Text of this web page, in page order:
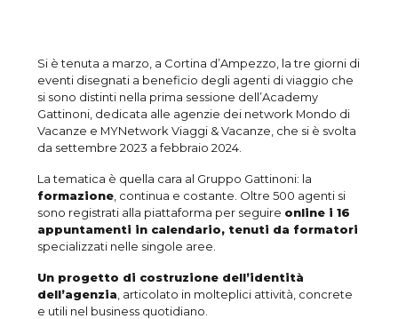
Si è tenuta a marzo, a Cortina d’Ampezzo, la tre giorni di
eventi disegnati a beneficio degli agenti di viaggio che
si sono distinti nella prima sessione dell’Academy
Gattinoni, dedicata alle agenzie dei network Mondo di
Vacanze e MYNetwork Viaggi & Vacanze, che si è svolta
da settembre 2023 a febbraio 2024.
La tematica è quella cara al Gruppo Gattinoni: la
formazione , continua e costante. Oltre 500 agenti si
sono registrati alla piattaforma per seguire online i 16
appuntamenti in calendario, tenuti da formatori
specializzati nelle singole aree.
Un progetto di costruzione dell’identità
dell’agenzia , articolato in molteplici attività, concrete
e utili nel business quotidiano.